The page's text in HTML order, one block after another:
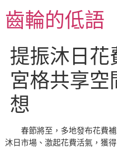
至
主齒輪的低語
提振沐日花
宮格共享空
想
春節將至，多地發布花費
沐日市場、激起花費活氣，獲